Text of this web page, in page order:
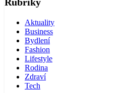
Aktuality
Business
Bydlení
Fashion
Lifestyle
Rodina
Zdraví
Tech